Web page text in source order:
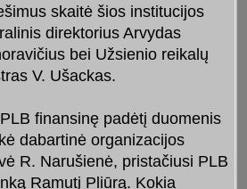
skaitė šios institucijos
direktorius Arvydas
bei Užsienio reikalų
V. Ušackas.
finansinę padėtį duomenis
dabartinė organizacijos
R. Narušienė, pristačiusi PLB
Ramutį Pliūrą. Kokia